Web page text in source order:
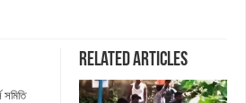
Related Articles
সমিতি